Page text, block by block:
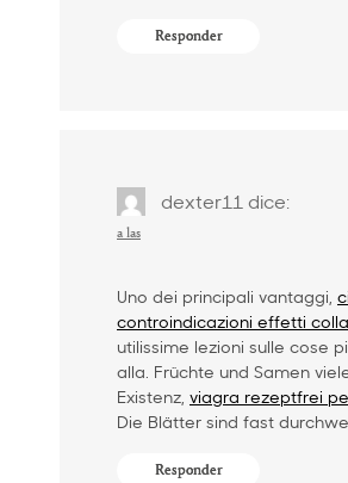
Responder
dexter11 dice:
a las
Uno dei principali vantaggi,
controindicazioni effetti
utilissime lezioni sulle cose
alla. Früchte und Samen
Existenz, viagra rezeptfrei
Die Blätter sind fast
Responder